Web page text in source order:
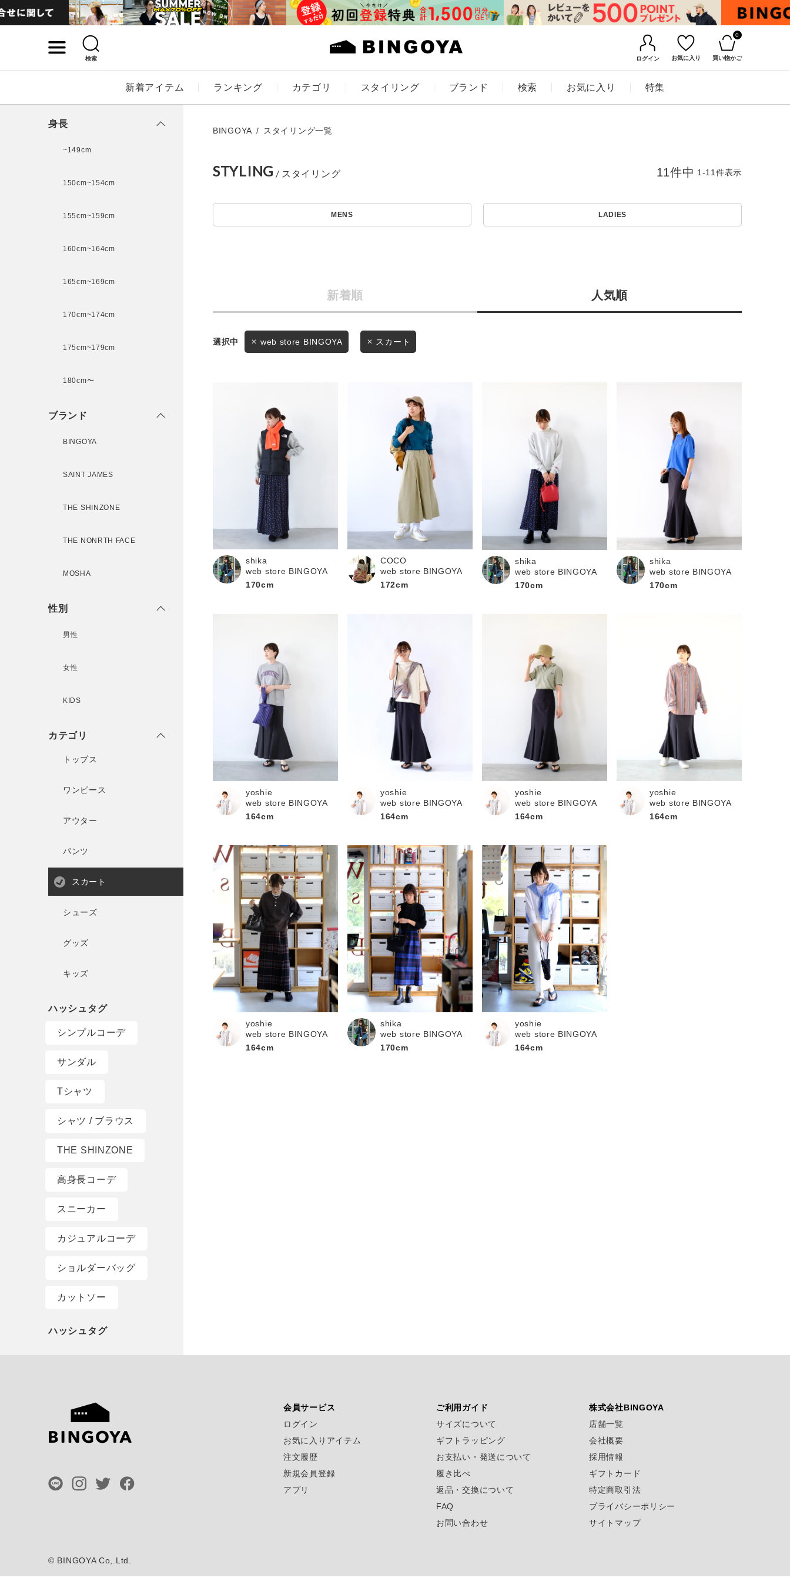
検索 ログイン お気に入り
0
買い物かご
新着アイテム ランキング カテゴリ スタイリング ブランド 検索 お気に入り 特集
新規会員登録
アイテムを探す
スタイリングから探す
WEB限定アイテムを探す
BINGOYAについて
採用情報
お知らせ・ご利用ガイド
お知らせ
ご利用ガイド
ギフトラッピング
お問い合わせ
無料公式アプリダウンロード
キーワード
LADIES KIDS
価格
在庫なし含む
この条件で絞り込む
身長
~149cm
150cm~154cm
155cm~159cm
160cm~164cm
165cm~169cm
170cm~174cm
175cm~179cm
180cm〜
ブランド
BINGOYA
SAINT JAMES
THE SHINZONE
THE NONRTH FACE
MOSHA
性別
男性
女性
KIDS
カテゴリ
トップス
ワンピース
アウター
パンツ
スカート
シューズ
グッズ
キッズ
シンプルコーデ
サンダル
Tシャツ
シャツ / ブラウス
THE SHINZONE
高身長コーデ
スニーカー
カジュアルコーデ
ショルダーバッグ
カットソー
BINGOYA スタイリング一覧
STYLING
MENS LADIES
新着順 人気順
11件中 1-11件表示
web store BINGOYA スカート
shika
web store BINGOYA
170cm
COCO
web store BINGOYA
172cm
shika
web store BINGOYA
170cm
shika
web store BINGOYA
170cm
yoshie
web store BINGOYA
164cm
yoshie
web store BINGOYA
164cm
yoshie
web store BINGOYA
164cm
yoshie
web store BINGOYA
164cm
yoshie
web store BINGOYA
164cm
shika
web store BINGOYA
170cm
yoshie
web store BINGOYA
164cm
会員サービス
ログイン
お気に入りアイテム
注文履歴
新規会員登録
アプリ
ご利用ガイド
サイズについて
ギフトラッピング
お支払い・発送について
履き比べ
返品・交換について
FAQ
お問い合わせ
株式会社BINGOYA
店舗一覧
会社概要
採用情報
ギフトカード
特定商取引法
プライバシーポリシー
サイトマップ
© BINGOYA Co,.Ltd.